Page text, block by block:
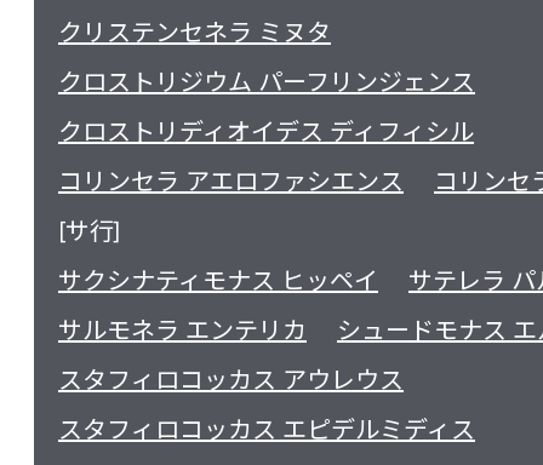
クリステンセネラ ミヌタ
クロストリジウム パーフリンジェンス
クロストリディオイデス ディフィシル
コリンセラ アエロファシエンス
コリンセ
[サ行]
サクシナティモナス ヒッペイ
サテレラ
サルモネラ エンテリカ
シュードモナス
スタフィロコッカス アウレウス
スタフィロコッカス エピデルミディス